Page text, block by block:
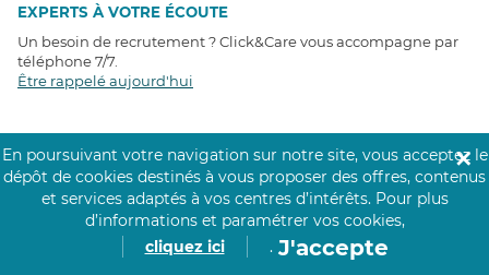
EXPERTS À VOTRE ÉCOUTE
Un besoin de recrutement ? Click&Care vous accompagne par
téléphone 7/7
Être rappelé aujourd'hui
/5
Avis clients
récoltés sur
Google
En poursuivant votre navigation sur notre site, vous acceptez le
dépôt de cookies destinés à vous proposer des offres, contenus
et services adaptés à vos centres d’intérêts. Pour plus
d’informations et paramétrer vos cookies,
cliquez ici
. J'accepte
✕